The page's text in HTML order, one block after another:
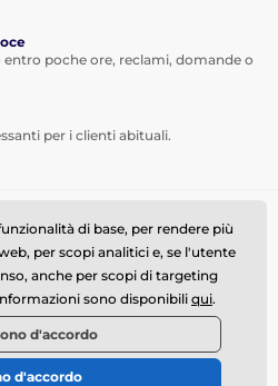
poche ore, reclami, domande o
per i clienti abituali.
di base, per rendere più
per scopi analitici e, se l'utente
anche per scopi di targeting
sono disponibiliqui.
d'accordo
d'accordo